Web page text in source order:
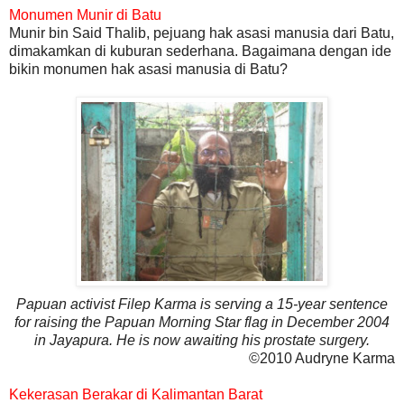
Monumen Munir di Batu
Munir bin Said Thalib, pejuang hak asasi manusia dari Batu,
dimakamkan di kuburan sederhana. Bagaimana dengan ide
bikin monumen hak asasi manusia di Batu?
Papuan activist Filep Karma is serving a 15-year sentence
for raising the Papuan Morning Star flag in December 2004
in Jayapura. He is now awaiting his prostate surgery.
©2010 Audryne Karma
Kekerasan Berakar di Kalimantan Barat